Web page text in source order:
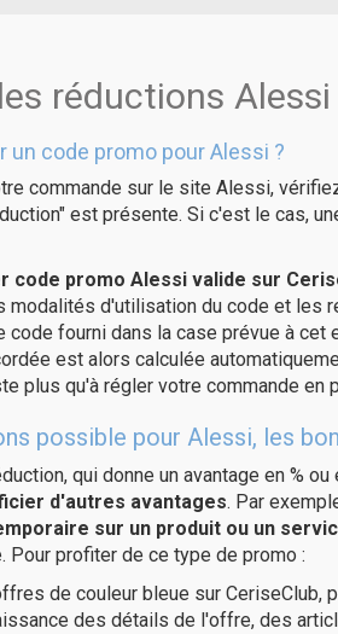
réductions Alessi
un code promo pour Alessi ?
commande sur le site Alessi,
est présente. Si c'est le cas,
code promo Alessi valide sur
modalités d'utilisation du code et les
code fourni dans la case prévue à
est alors calculée
plus qu'à régler votre commande en
possible pour Alessi, les
qui donne un avantage en %
d'autres avantages. Par
sur un produit ou un
Pour profiter de ce type de promo :
de couleur bleue sur CeriseClub,
des détails de l'offre, des